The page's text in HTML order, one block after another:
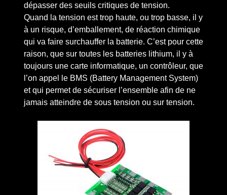
dépasser des seuils critiques de tension.
Quand la tension est trop haute, ou trop basse, il y
à un risque, d’emballement, de réaction chimique
qui va faire surchauffer la batterie. C’est pour cette
raison, que sur toutes les batteries lithium, il y à
toujours une carte informatique, un contrôleur, que
l’on appel le BMS (Battery Management System)
et qui permet de sécuriser l’ensemble afin de ne
jamais atteindre de sous tension ou sur tension.